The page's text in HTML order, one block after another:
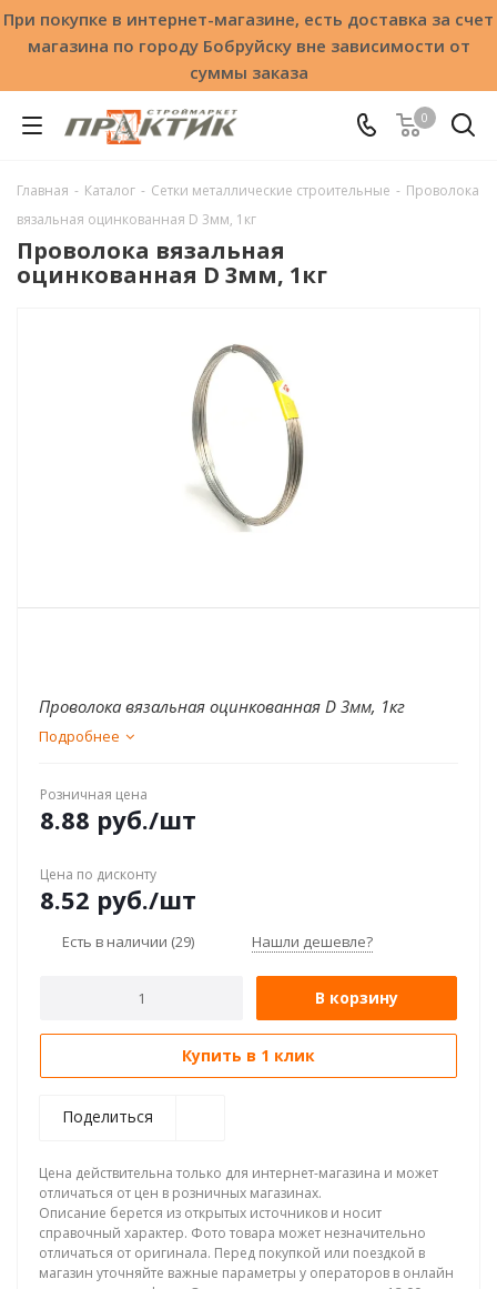
При покупке в интернет-магазине, есть доставка за счет
магазина по городу Бобруйску вне зависимости от
суммы заказа
0
Главная - Каталог - Сетки металлические строительные - Проволока
вязальная оцинкованная D 3мм, 1кг
Проволока вязальная
оцинкованная D 3мм, 1кг
Проволока вязальная оцинкованная D 3мм, 1кг
Подробнее
Розничная цена
8.88 руб./шт
Цена по дисконту
8.52 руб./шт
Есть в наличии (29) Нашли дешевле?
В корзину
Купить в 1 клик
Поделиться
Цена действительна только для интернет-магазина и может
отличаться от цен в розничных магазинах.
Описание берется из открытых источников и носит
справочный характер. Фото товара может незначительно
отличаться от оригинала. Перед покупкой или поездкой в
магазин уточняйте важные параметры у операторов в онлайн